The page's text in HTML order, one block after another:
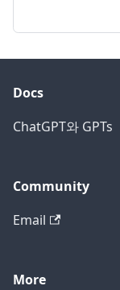
Docs
ChatGPT와 GPTs
Community
Email
More